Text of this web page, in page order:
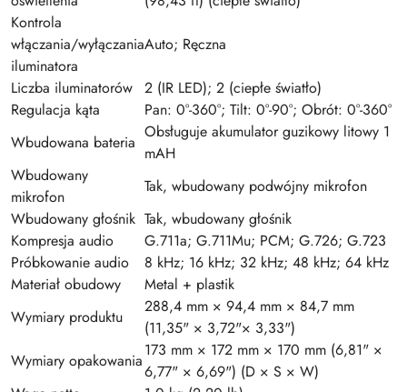
Kontrola
włączania/wyłączania
iluminatora
Auto; Ręczna
Liczba iluminatorów 2 (IR LED); 2 (ciepłe światło)
Regulacja kąta
Pan: 0°-360°; Tilt: 0°-90°; Obrót: 0°-360°
Wbudowana bateria
Obsługuje akumulator guzikowy litowy 1
mAH
Wbudowany
mikrofon
Tak, wbudowany podwójny mikrofon
Wbudowany głośnik Tak, wbudowany głośnik
Kompresja audio
G.711a; G.711Mu; PCM; G.726; G.723
Próbkowanie audio
8 kHz; 16 kHz; 32 kHz; 48 kHz; 64 kHz
Materiał obudowy
Metal + plastik
Wymiary produktu
288,4 mm × 94,4 mm × 84,7 mm
(11,35" × 3,72"× 3,33")
Wymiary opakowania
173 mm × 172 mm × 170 mm (6,81" ×
6,77" × 6,69") (D × S × W)